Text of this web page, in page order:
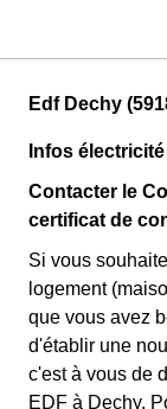
Edf Dechy
Infos
Contacter le
certificat de
Si vous
logement
que vous avez
d'établir une
c'est à vous de
EDF à Dechy.